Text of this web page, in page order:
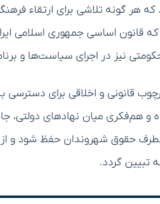
هر گونه تلاشی برای ارتقاء
قانون اساسی جمهوری اسلامی
حکومتی نیز در اجرای سیاست‌ها و
قانونی و اخلاقی برای
و هم‌فکری میان نهادهای
حقوق شهروندان حفظ شود
تبیین گردد.